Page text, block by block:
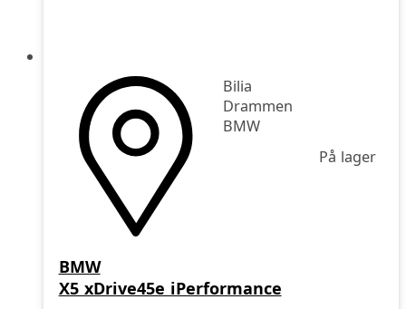
Bilia
Drammen
BMW
På lager
BMW
X5 xDrive45e iPerformance